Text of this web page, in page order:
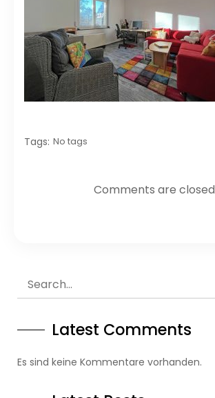
Tags: No tags
Comments are closed
Latest Comments
Es sind keine Kommentare vorhanden.